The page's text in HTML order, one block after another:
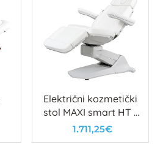
Električni kozmetički
stol MAXI smart HT -
bijela boja
1.711,25€